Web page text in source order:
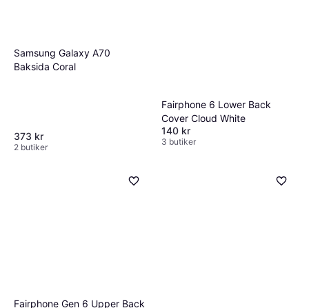
Samsung Galaxy A70
Baksida Coral
373 kr
2 butiker
Fairphone 6 Lower Back
Cover Cloud White
140 kr
3 butiker
Fairphone Gen 6 Upper Back